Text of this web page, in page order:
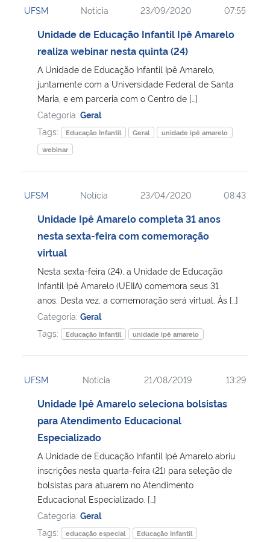
Ministério da Cidadania
Ministério de Minas e Energia
Ministério da Ciência, Tecnologia, Inovações e Comunicações
Ministério do Meio Ambiente
Ministério do Turismo
Ministério do Desenvolvimento Regional
Controladoria-Geral da União
Ministério da Mulher, da Família e dos Direitos Humanos
Secretaria-Geral
Secretaria de Governo
Banco Central do Brasil
UFSM Notícia 23/09/2020 07:55
Unidade de Educação Infantil Ipê Amarelo
realiza webinar nesta quinta (24)
A Unidade de Educação Infantil Ipê Amarelo,
juntamente com a Universidade Federal de Santa
Maria, e em parceria com o Centro de […]
Categoria: Geral
Tags:
Educação Infantil Geral
unidade ipê amarelo
webinar
UFSM Notícia 23/04/2020 08:43
Unidade Ipê Amarelo completa 31 anos
nesta sexta-feira com comemoração
virtual
Nesta sexta-feira (24), a Unidade de Educação
Infantil Ipê Amarelo (UEIIA) comemora seus 31
anos. Desta vez, a comemoração será virtual. Às […]
Categoria: Geral
Tags:
Educação Infantil unidade ipê amarelo
UFSM Notícia 21/08/2019 13:29
Unidade Ipê Amarelo seleciona bolsistas
para Atendimento Educacional
Especializado
A Unidade de Educação Infantil Ipê Amarelo abriu
inscrições nesta quarta-feira (21) para seleção de
bolsistas para atuarem no Atendimento
Educacional Especializado. […]
Categoria: Geral
Tags:
educação especial
Educação Infantil